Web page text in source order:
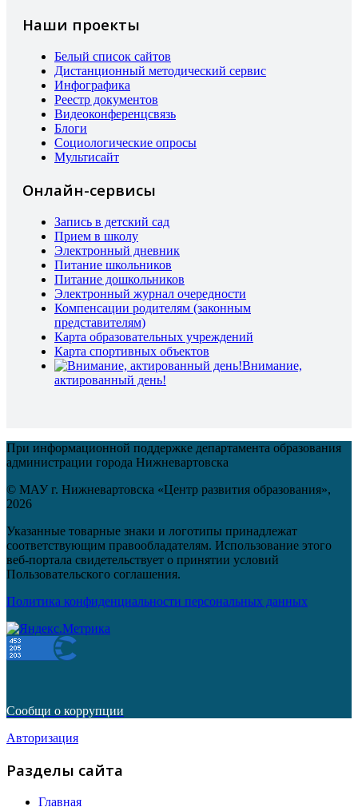
Наши проекты
Белый список сайтов
Дистанционный методический сервис
Инфографика
Реестр документов
Видеоконференцсвязь
Блоги
Социологические опросы
Мультисайт
Онлайн-сервисы
Запись в детский сад
Прием в школу
Электронный дневник
Питание школьников
Питание дошкольников
Электронный журнал очередности
Компенсации родителям (законным
представителям)
Карта образовательных учреждений
Карта спортивных объектов
Внимание,
актированный день!
При информационной поддержке департамента образования
администрации города Нижневартовска
© МАУ г. Нижневартовска «Центр развития образования»,
2026
Указанные товарные знаки и логотипы принадлежат
соответствующим правообладателям. Использование этого
веб-портала свидетельствует о принятии условий
Пользовательского соглашения.
Политика конфиденциальности персональных данных
Сообщи о коррупции
Авторизация
Разделы сайта
Главная